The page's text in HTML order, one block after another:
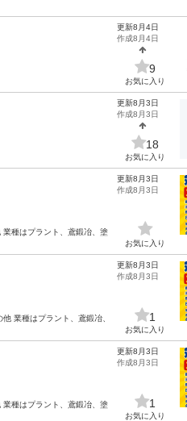
更新8月4日
作成8月4日
9
お気に入り
更新8月3日
作成8月3日
18
お気に入り
種はプラント、鳶鍛冶、塗
更新8月3日
作成8月3日
お気に入り
業種はプラント、鳶鍛冶、
更新8月3日
作成8月3日
1
お気に入り
種はプラント、鳶鍛冶、塗
更新8月3日
作成8月3日
1
お気に入り